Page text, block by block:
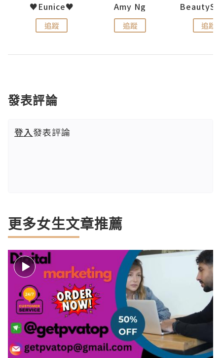
♥Eunice♥
追蹤
Amy Ng
追蹤 追蹤
發表評論
登入發表評論
更多女生文章推薦